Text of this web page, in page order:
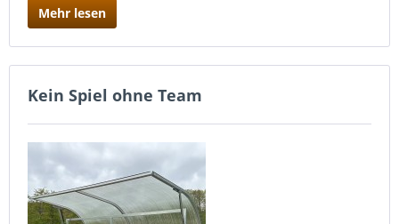
Mehr lesen
Kein Spiel ohne Team